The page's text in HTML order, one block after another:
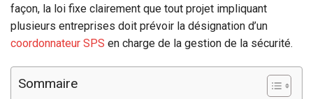
façon, la loi fixe clairement que tout projet impliquant
plusieurs entreprises doit prévoir la désignation d’un
coordonnateur SPS en charge de la gestion de la sécurité.
Sommaire